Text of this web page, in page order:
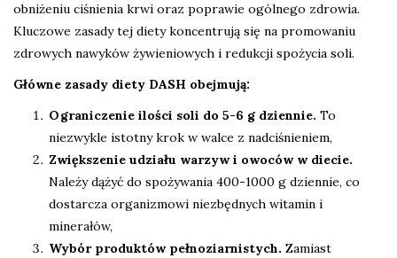
obniżeniu ciśnienia krwi oraz poprawie ogólnego zdrowia.
Kluczowe zasady tej diety koncentrują się na promowaniu
zdrowych nawyków żywieniowych i redukcji spożycia soli.
Główne zasady diety DASH obejmują:
Ograniczenie ilości soli do 5-6 g dziennie. To
niezwykle istotny krok w walce z nadciśnieniem,
Zwiększenie udziału warzyw i owoców w diecie.
Należy dążyć do spożywania 400-1000 g dziennie, co
dostarcza organizmowi niezbędnych witamin i
minerałów,
Wybór produktów pełnoziarnistych. Zamiast